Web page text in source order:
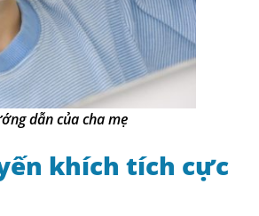
dẫn của cha mẹ
khích tích cực